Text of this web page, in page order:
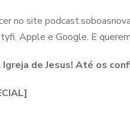
no site
Apple e Google. E
Igreja de Jesus! Até os